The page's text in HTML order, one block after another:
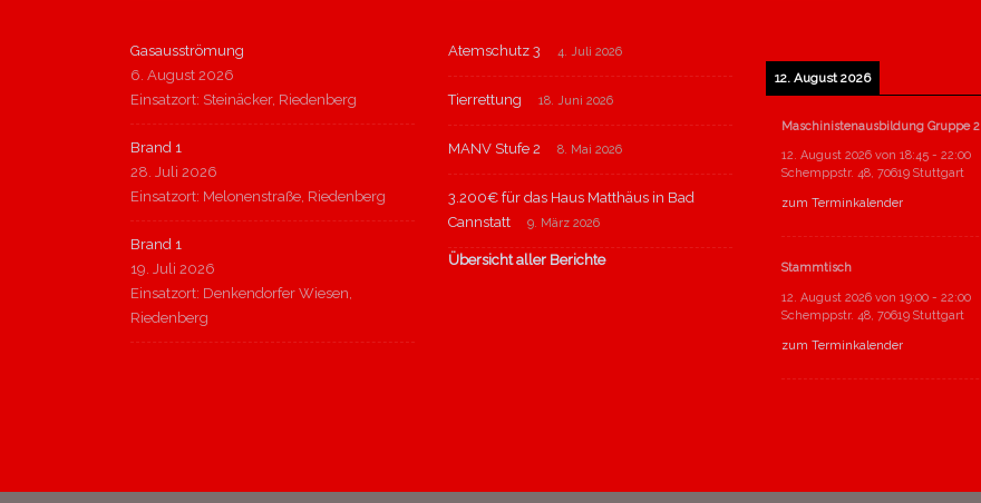
Gasausströmung
6. August 2026
Einsatzort: Steinäcker, Riedenberg
Brand 1
28. Juli 2026
Einsatzort: Melonenstraße, Riedenberg
Brand 1
19. Juli 2026
Einsatzort: Denkendorfer Wiesen,
Riedenberg
Atemschutz 3 4. Juli 2026
Tierrettung 18. Juni 2026
MANV Stufe 2 8. Mai 2026
3.200€ für das Haus Matthäus in Bad
Cannstatt
9. März 2026
Übersicht aller Berichte
12. August 2026
Maschinistenausbildung Gruppe 2
12. August 2026 von 18:45 - 22:00
Schemppstr. 48, 70619 Stuttgart
zum Terminkalender
Stammtisch
12. August 2026 von 19:00 - 22:00
Schemppstr. 48, 70619 Stuttgart
zum Terminkalender